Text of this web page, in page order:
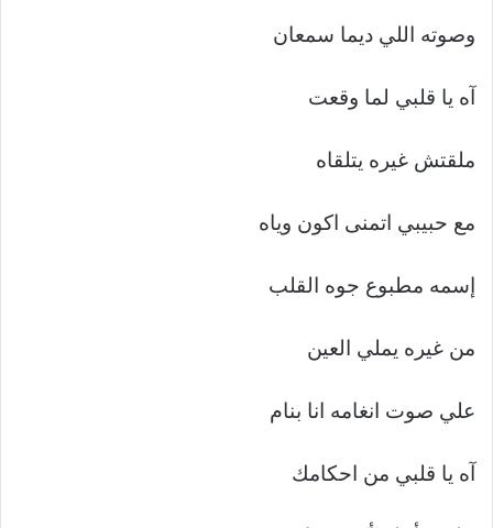
وصوته اللي ديما سمعان
آه يا قلبي لما وقعت
ملقتش غيره يتلقاه
مع حبيبي اتمنى اكون وياه
إسمه مطبوع جوه القلب
من غيره يملي العين
علي صوت انغامه انا بنام
آه يا قلبي من احكامك